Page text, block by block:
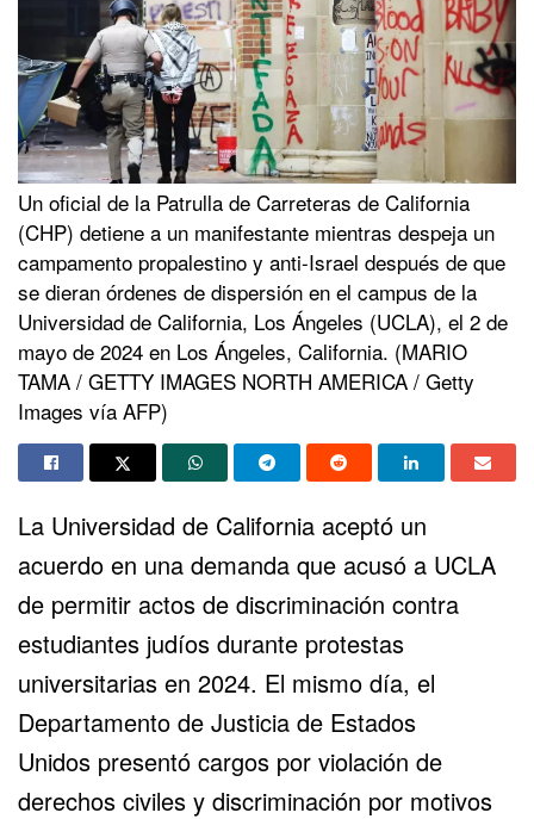
Un oficial de la Patrulla de Carreteras de California
(CHP) detiene a un manifestante mientras despeja un
campamento propalestino y anti-Israel después de que
se dieran órdenes de dispersión en el campus de la
Universidad de California, Los Ángeles (UCLA), el 2 de
mayo de 2024 en Los Ángeles, California. (MARIO
TAMA / GETTY IMAGES NORTH AMERICA / Getty
Images vía AFP)
La Universidad de California aceptó un
acuerdo en una demanda que acusó a UCLA
de permitir actos de discriminación contra
estudiantes judíos durante protestas
universitarias en 2024. El mismo día, el
Departamento de Justicia de Estados
Unidos presentó cargos por violación de
derechos civiles y discriminación por motivos